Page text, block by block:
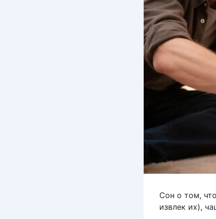
Сон о том,
извлек их),